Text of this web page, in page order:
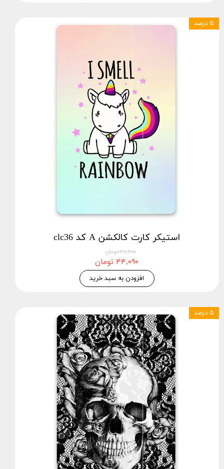
استیکر کارت کالکشن A کد clc36
۴۶,۴۱۰ تومان
۴۴,۰۹۰ تومان
افزودن به سبد خرید
۵ درصد
۵ درصد